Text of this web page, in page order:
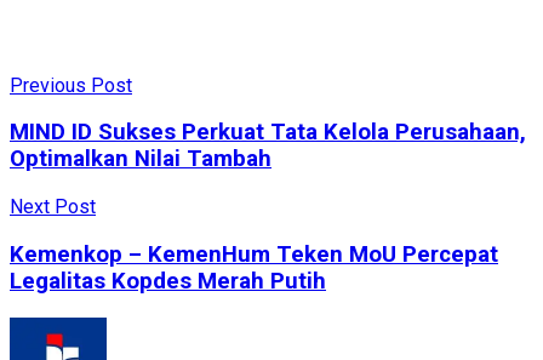
Previous Post
MIND ID Sukses Perkuat Tata Kelola Perusahaan,
Optimalkan Nilai Tambah
Next Post
Kemenkop – KemenHum Teken MoU Percepat
Legalitas Kopdes Merah Putih